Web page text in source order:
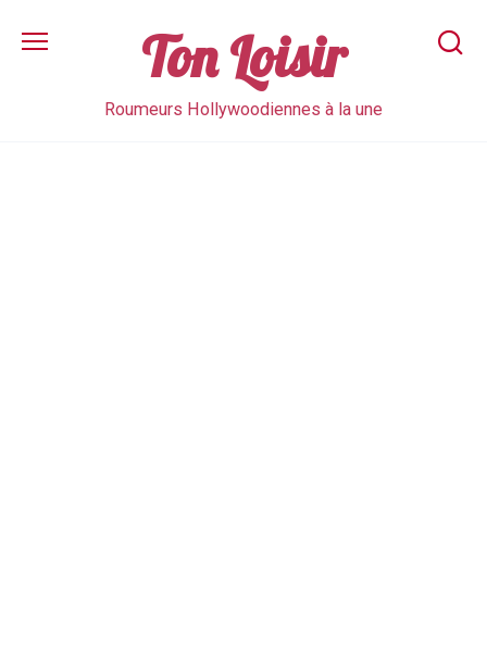
content
Ton Loisir
Roumeurs Hollywoodiennes à la une